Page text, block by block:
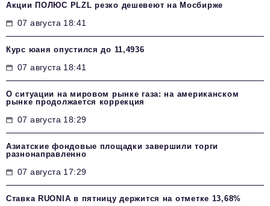
Акции ПОЛЮС PLZL резко дешевеют на Мосбирже
07 августа 18:41
Курс юаня опустился до 11,4936
07 августа 18:41
О ситуации на мировом рынке газа: на американском
рынке продолжается коррекция
07 августа 18:29
Азиатские фондовые площадки завершили торги
разнонаправленно
07 августа 17:29
Ставка RUONIA в пятницу держится на отметке 13,68%